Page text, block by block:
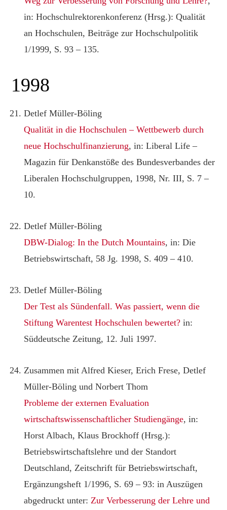
in: Hochschulrektorenkonferenz (Hrsg.): Qualität
an Hochschulen, Beiträge zur Hochschulpolitik
1/1999, S. 93 – 135.
1998
Detlef Müller-Böling
Qualität in die Hochschulen – Wettbewerb durch
neue Hochschulfinanzierung, in: Liberal Life –
Magazin für Denkanstöße des Bundesverbandes der
Liberalen Hochschulgruppen, 1998, Nr. III, S. 7 –
10.
Detlef Müller-Böling
DBW-Dialog: In the Dutch Mountains, in: Die
Betriebswirtschaft, 58 Jg. 1998, S. 409 – 410.
Detlef Müller-Böling
Der Test als Sündenfall. Was passiert, wenn die
Stiftung Warentest Hochschulen bewertet? in:
Süddeutsche Zeitung, 12. Juli 1997.
Zusammen mit Alfred Kieser, Erich Frese, Detlef
Müller-Böling und Norbert Thom
Probleme der externen Evaluation
wirtschaftswissenschaftlicher Studiengänge, in:
Horst Albach, Klaus Brockhoff (Hrsg.):
Betriebswirtschaftslehre und der Standort
Deutschland, Zeitschrift für Betriebswirtschaft,
Ergänzungsheft 1/1996, S. 69 – 93: in Auszügen
abgedruckt unter: Zur Verbesserung der Lehre und